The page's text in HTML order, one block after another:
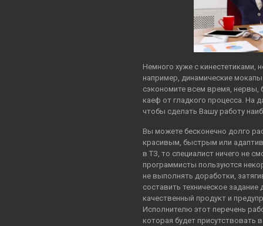
Немного хуже с кинестетиками,
например, динамические
сэкономите всем время, нервы,
каеф от гладкого процесса. На
чтобы сделать Вашу работу
Вы можете бесконечно долго
красивым, быстрым или
в ТЗ, то специалист ничего не
программисты пользуются
не выполнять доработки,
составить техническое
качественный продукт и
Исполнителю этот перечень
которая будет